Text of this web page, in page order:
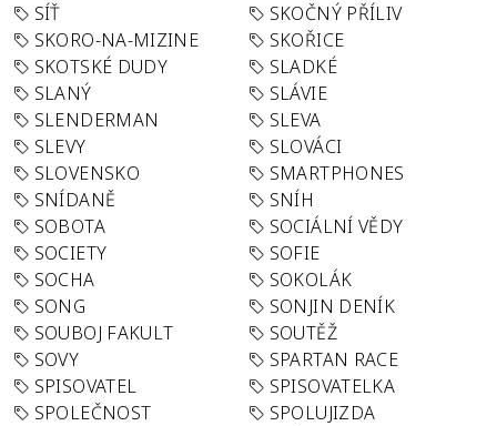
SÍŤ
SKOČNÝ PŘÍLIV
SKORO-NA-MIZINE
SKOŘICE
SKOTSKÉ DUDY
SLADKÉ
SLANÝ
SLÁVIE
SLENDERMAN
SLEVA
SLEVY
SLOVÁCI
SLOVENSKO
SMARTPHONES
SNÍDANĚ
SNÍH
SOBOTA
SOCIÁLNÍ VĚDY
SOCIETY
SOFIE
SOCHA
SOKOLÁK
SONG
SONJIN DENÍK
SOUBOJ FAKULT
SOUTĚŽ
SOVY
SPARTAN RACE
SPISOVATEL
SPISOVATELKA
SPOLEČNOST
SPOLUJIZDA